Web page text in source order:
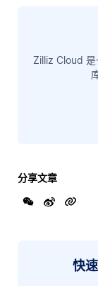
Zilliz Cloud 是
分享文章
快